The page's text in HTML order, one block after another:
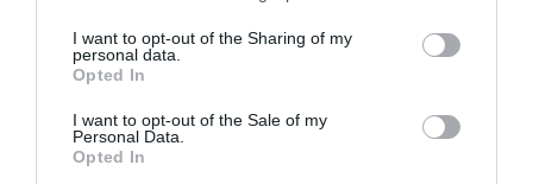
I want to opt-out of the Sharing of my
personal data.
Opted In
I want to opt-out of the Sale of my
Personal Data.
Opted In